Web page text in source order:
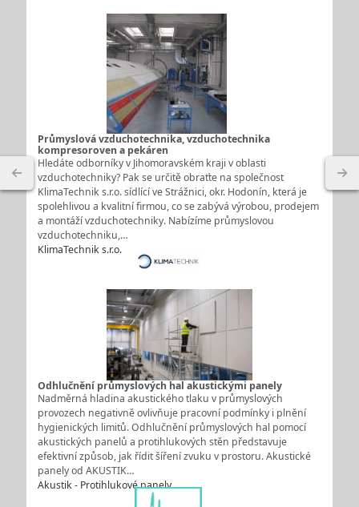
Průmyslová vzduchotechnika, vzduchotechnika
kompresoroven a pekáren
Hledáte odborníky v Jihomoravském kraji v oblasti
vzduchotechniky? Pak se určitě obraťte na společnost
KlimaTechnik s.r.o. sídlící ve Strážnici, okr. Hodonín, která je
spolehlivou a kvalitní firmou, co se zabývá výrobou, prodejem
a montáží vzduchotechniky. Nabízíme průmyslovou
vzduchotechniku,…
KlimaTechnik s.r.o.
Odhlučnění průmyslových hal akustickými panely
Nadměrná hladina akustického tlaku v průmyslových
provozech negativně ovlivňuje pracovní podmínky i plnění
hygienických limitů. Odhlučnění průmyslových hal pomocí
akustických panelů a protihlukových stěn představuje
efektivní způsob, jak řídit šíření zvuku v prostoru. Akustické
panely od AKUSTIK…
Akustik - Protihlukové panely